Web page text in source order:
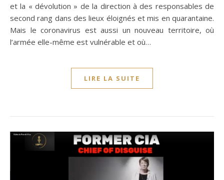
et la « dévolution » de la direction à des responsables de
second rang dans des lieux éloignés et mis en quarantaine.
Mais le coronavirus est aussi un nouveau territoire, où
l’armée elle-même est vulnérable et où…
LIRE LA SUITE